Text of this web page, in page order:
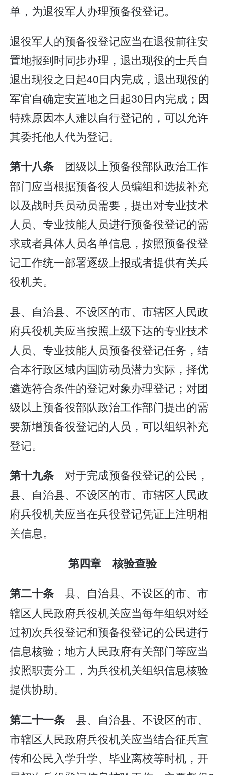
单，为退役军人办理预备役登记。
退役军人的预备役登记应当在退役前往安
置地报到时同步办理，退出现役的士兵自
退出现役之日起40日内完成，退出现役的
军官自确定安置地之日起30日内完成；因
特殊原因本人难以自行登记的，可以允许
其委托他人代为登记。
第十八条 团级以上预备役部队政治工作
部门应当根据预备役人员编组和选拔补充
以及战时兵员动员需要，提出对专业技术
人员、专业技能人员进行预备役登记的需
求或者具体人员名单信息，按照预备役登
记工作统一部署逐级上报或者提供有关兵
役机关。
县、自治县、不设区的市、市辖区人民政
府兵役机关应当按照上级下达的专业技术
人员、专业技能人员预备役登记任务，结
合本行政区域内国防动员潜力实际，择优
遴选符合条件的登记对象办理登记；对团
级以上预备役部队政治工作部门提出的需
要新增预备役登记的人员，可以组织补充
登记。
第十九条对于完成预备役登记的公民，
县、自治县、不设区的市、市辖区人民政
府兵役机关应当在兵役登记凭证上注明相
关信息。
第四章 核验查验
第二十条 县、自治县、不设区的市、市
辖区人民政府兵役机关应当每年组织对经
过初次兵役登记和预备役登记的公民进行
信息核验；地方人民政府有关部门等应当
按照职责分工，为兵役机关组织信息核验
提供协助。
第二十一条 县、自治县、不设区的市、
市辖区人民政府兵役机关应当结合征兵宣
传和公民入学升学、毕业离校等时机，开